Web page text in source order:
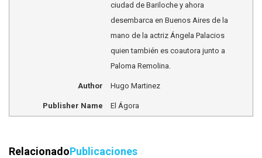
ciudad de Bariloche y ahora
desembarca en Buenos Aires de la
mano de la actriz Ángela Palacios
quien también es coautora junto a
Paloma Remolina.
Author Hugo Martinez
Publisher Name El Ágora
RelacionadoPublicaciones